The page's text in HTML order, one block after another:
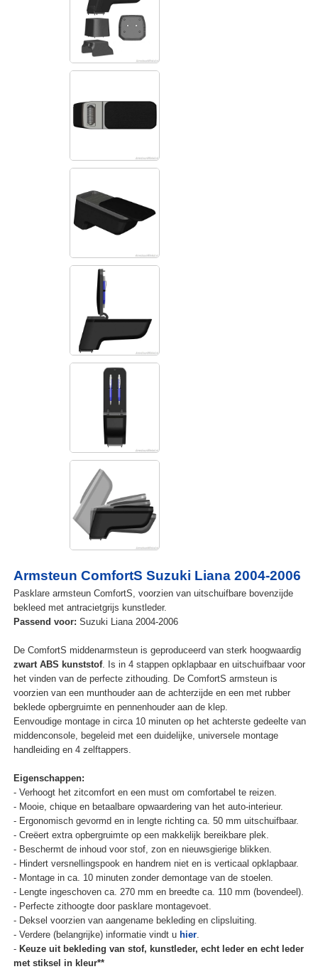
Armsteun ComfortS Suzuki Liana 2004-2006
Pasklare armsteun ComfortS, voorzien van uitschuifbare bovenzijde
bekleed met antracietgrijs kunstleder.
Passend voor: Suzuki Liana 2004-2006
De ComfortS middenarmsteun is geproduceerd van sterk hoogwaardig
zwart ABS kunststof. Is in 4 stappen opklapbaar en uitschuifbaar voor
het vinden van de perfecte zithouding. De ComfortS armsteun is
voorzien van een munthouder aan de achterzijde en een met rubber
beklede opbergruimte en pennenhouder aan de klep.
Eenvoudige montage in circa 10 minuten op het achterste gedeelte van
middenconsole, begeleid met een duidelijke, universele montage
handleiding en 4 zelftappers.
Eigenschappen:
- Verhoogt het zitcomfort en een must om comfortabel te reizen.
- Mooie, chique en betaalbare opwaardering van het auto-interieur.
- Ergonomisch gevormd en in lengte richting ca. 50 mm uitschuifbaar.
- Creëert extra opbergruimte op een makkelijk bereikbare plek.
- Beschermt de inhoud voor stof, zon en nieuwsgierige blikken.
- Hindert versnellingspook en handrem niet en is verticaal opklapbaar.
- Montage in ca. 10 minuten zonder demontage van de stoelen.
- Lengte ingeschoven ca. 270 mm en breedte ca. 110 mm (bovendeel).
- Perfecte zithoogte door pasklare montagevoet.
- Deksel voorzien van aangename bekleding en clipsluiting.
- Verdere (belangrijke) informatie vindt u hier.
- Keuze uit bekleding van stof, kunstleder, echt leder en echt leder
met stiksel in kleur**